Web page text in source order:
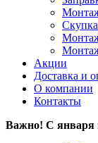
Акции
Доставка и
О компании
Контакты
Важно! С января